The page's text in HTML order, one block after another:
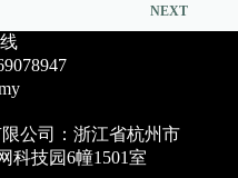
NEXT
公司：浙江省杭州市
科技园6幢1501室